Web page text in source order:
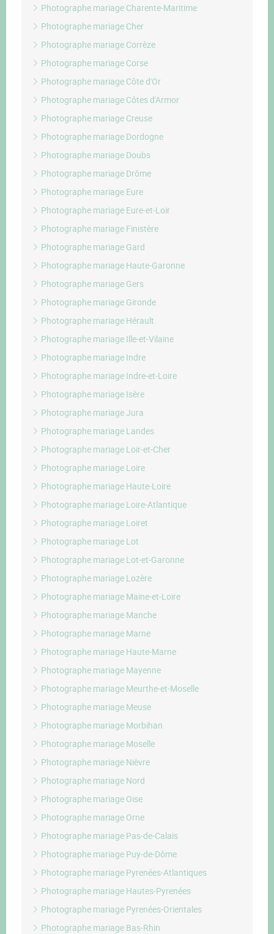
Photographe mariage Charente-Maritime
Photographe mariage Cher
Photographe mariage Corrèze
Photographe mariage Corse
Photographe mariage Côte d'Or
Photographe mariage Côtes d'Armor
Photographe mariage Creuse
Photographe mariage Dordogne
Photographe mariage Doubs
Photographe mariage Drôme
Photographe mariage Eure
Photographe mariage Eure-et-Loir
Photographe mariage Finistère
Photographe mariage Gard
Photographe mariage Haute-Garonne
Photographe mariage Gers
Photographe mariage Gironde
Photographe mariage Hérault
Photographe mariage Ille-et-Vilaine
Photographe mariage Indre
Photographe mariage Indre-et-Loire
Photographe mariage Isère
Photographe mariage Jura
Photographe mariage Landes
Photographe mariage Loir-et-Cher
Photographe mariage Loire
Photographe mariage Haute-Loire
Photographe mariage Loire-Atlantique
Photographe mariage Loiret
Photographe mariage Lot
Photographe mariage Lot-et-Garonne
Photographe mariage Lozère
Photographe mariage Maine-et-Loire
Photographe mariage Manche
Photographe mariage Marne
Photographe mariage Haute-Marne
Photographe mariage Mayenne
Photographe mariage Meurthe-et-Moselle
Photographe mariage Meuse
Photographe mariage Morbihan
Photographe mariage Moselle
Photographe mariage Nièvre
Photographe mariage Nord
Photographe mariage Oise
Photographe mariage Orne
Photographe mariage Pas-de-Calais
Photographe mariage Puy-de-Dôme
Photographe mariage Pyrenées-Atlantiques
Photographe mariage Hautes-Pyrenées
Photographe mariage Pyrenées-Orientales
Photographe mariage Bas-Rhin